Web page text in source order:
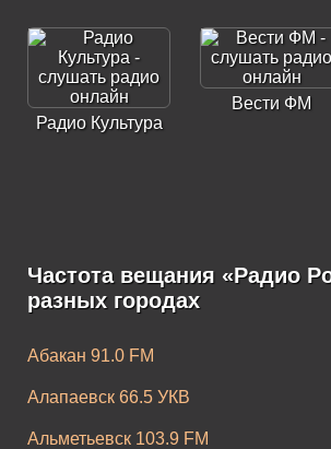
Радио Культура
Вести ФМ
Частота вещания «Радио
разных городах
Абакан 91.0 FM
Алапаевск 66.5 УКВ
Альметьевск 103.9 FM